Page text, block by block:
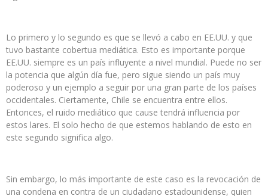
Lo primero y lo segundo es que se llevó a cabo en EE.UU. y que
tuvo bastante cobertua mediática. Esto es importante porque
EE.UU. siempre es un país influyente a nivel mundial. Puede no ser
la potencia que algún día fue, pero sigue siendo un país muy
poderoso y un ejemplo a seguir por una gran parte de los países
occidentales. Ciertamente, Chile se encuentra entre ellos.
Entonces, el ruido mediático que cause tendrá influencia por
estos lares. El solo hecho de que estemos hablando de esto en
este segundo significa algo.
Sin embargo, lo más importante de este caso es la revocación de
una condena en contra de un ciudadano estadounidense, quien